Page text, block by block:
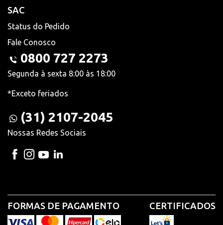
SAC
Status do Pedido
Fale Conosco
0800 727 2273
Segunda à sexta 8:00 às 18:00
*Exceto feriados
(31) 2107-2045
Nossas Redes Sociais
FORMAS DE PAGAMENTO CERTIFICADOS